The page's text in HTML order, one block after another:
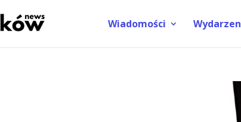
Wiadomości